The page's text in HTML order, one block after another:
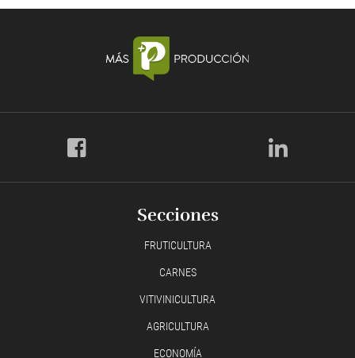
Secciones
FRUTICULTURA
CARNES
VITIVINICULTURA
AGRICULTURA
ECONOMÍA